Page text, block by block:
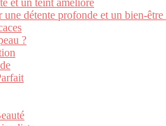
et un teint amélioré
détente profonde et un bien-
?